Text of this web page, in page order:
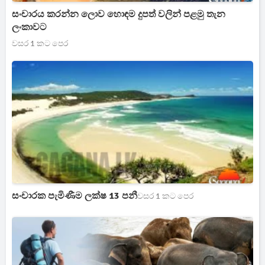
සංචාරය කරන්න ලොව හොඳම දුපත් වලින් පළමු තැන
ලංකාවට
වසර 1 කට පෙර
සංචාරක පැමිණීම ලක්ෂ 13 පනීවසර 1 කට පෙර